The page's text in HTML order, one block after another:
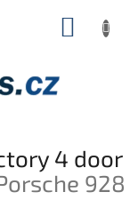
4 door
928